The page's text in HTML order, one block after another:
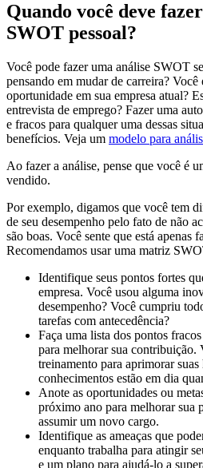
Quando você deve
SWOT pessoal?
Você pode fazer uma análise SWOT
pensando em mudar de carreira? Você
oportunidade em sua empresa atual?
entrevista de emprego? Fazer uma
e fracos para qualquer uma dessas
benefícios. Veja um modelo para
Ao fazer a análise, pense que você é
vendido.
Por exemplo, digamos que você tem
de seu desempenho pelo fato de não
são boas. Você sente que está apenas
Recomendamos usar uma matriz
Identifique seus pontos fortes
empresa. Você usou alguma
desempenho? Você cumpriu
tarefas com antecedência?
Faça uma lista dos pontos
para melhorar sua contribuição.
treinamento para aprimorar
conhecimentos estão em dia
Anote as oportunidades ou
próximo ano para melhorar sua
assumir um novo cargo.
Identifique as ameaças que
enquanto trabalha para atingir
e um plano para ajudá-lo a